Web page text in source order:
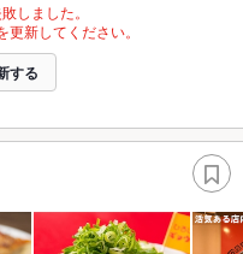
しました。
新してください。
する